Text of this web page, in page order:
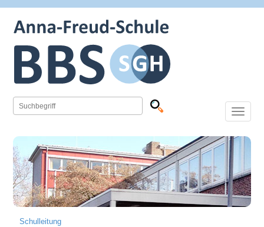
Toggle
navigation
Schulleitung